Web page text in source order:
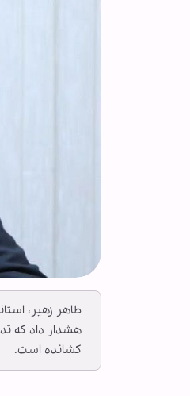
طاهر زهیر،
هشدار داد که
کشانده است.